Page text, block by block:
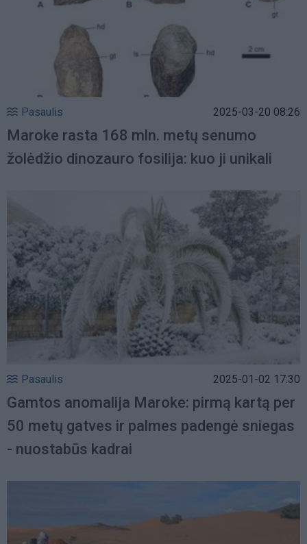
Pasaulis 2025-03-20 08:26
Maroke rasta 168 mln. metų senumo
žolėdžio dinozauro fosilija: kuo ji unikali
Pasaulis 2025-01-02 17:30
Gamtos anomalija Maroke: pirmą kartą per
50 metų gatves ir palmes padengė sniegas
- nuostabūs kadrai